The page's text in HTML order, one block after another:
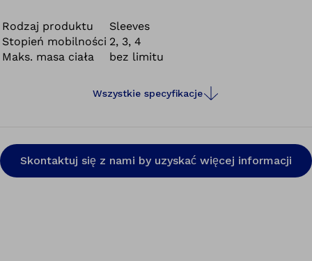
Rodzaj produktu
Sleeves
Stopień mobilności 2, 3, 4
Maks. masa ciała
bez limitu
Wszystkie specyfikacje
Skontaktuj się z nami by uzyskać więcej informacji